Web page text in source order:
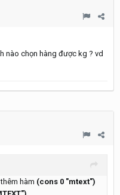
nào chọn hàng được kg ? vd
hàm (cons 0 "mtext")